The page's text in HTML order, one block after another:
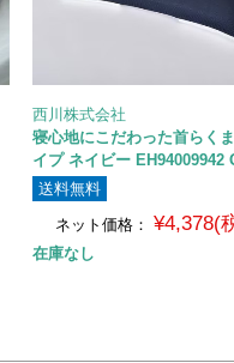
西川株式会社
寝心地にこだわった首らく
イプ ネイビー EH94009942
送料無料
ネット価格：
¥4,378(
在庫なし